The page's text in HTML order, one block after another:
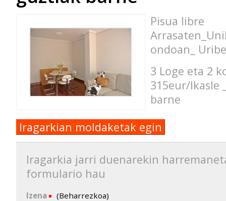
Pisua libre
ondoan_
3 Loge eta 2
315eur/Ikasle
barne
Iragarkian moldaketak egin
Iragarkia jarri duenarekin
formulario hau
Izena (Beharrezkoa)